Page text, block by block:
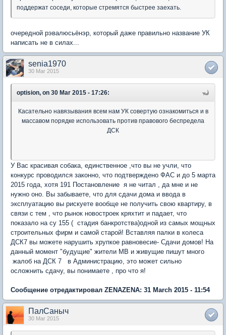
поддержат соседи, которые стремятся быстрее заехать.
очередной рэвалюсьёнэр, который даже правильно название УК
написать не в силах...
senia1970
30 Mar 2015
optision, on 30 Mar 2015 - 17:26:
Касательно навязывания всем нам УК совертую ознакомиться и в
массавом порядке использовать против правового беспредела
ДСК
У Вас красивая собака, единственное ,что вы не учли, что
конкурс проводился законно, что подтверждено ФАС и до 5 марта
2015 года, хотя 191 Постановление я не читал , да мне и не
нужно оно. Вы забываете, что для сдачи дома и ввода в
эксплуатацию вы рискуете вообще не получить свою квартиру, в
связи с тем , что рынок новостроек кряхтит и падает, что
показало на су 155 ( стадия банкротства)одной из самых мощных
строительных фирм и самой старой! Вставляя палки в колеса
ДСК7 вы можете нарушить хрупкое равновесие- Сдачи домов! На
данный момент "будущие" жители МВ и живущие пишут много
жалоб на ДСК 7 в Администрацию, это может сильно
осложнить сдачу, вы понимаете , про что я!
Сообщение отредактировал ZENAZENA: 31 March 2015 - 11:54
ПалСаныч
30 Mar 2015